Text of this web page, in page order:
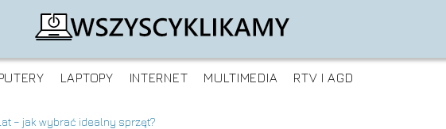
LAPTOPY INTERNET MULTIMEDIA RTV I AGD
– jak wybrać idealny sprzęt?